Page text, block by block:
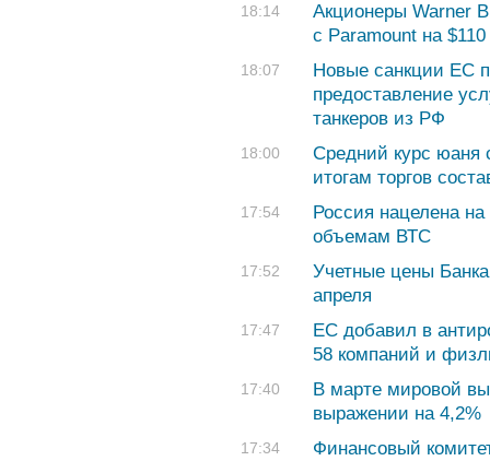
18:14
Акционеры Warner
с Paramount на
18:07
Новые санкции ЕС
предоставление
танкеров из РФ
18:00
Средний курс юаня
итогам торгов
17:54
Россия нацелена
объемам ВТС
17:52
Учетные цены
апреля
17:47
ЕС добавил в
58 компаний и
17:40
В марте мировой
выражении на 4,2%
17:34
Финансовый